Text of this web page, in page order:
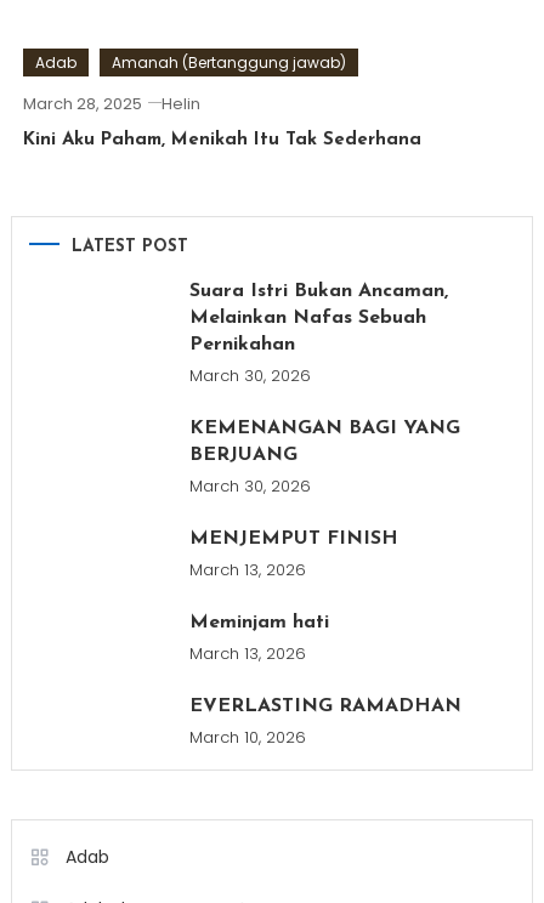
Adab Amanah (Bertanggung jawab)
March 28, 2025 Helin
Kini Aku Paham, Menikah Itu Tak Sederhana
LATEST POST
Suara Istri Bukan Ancaman,
Melainkan Nafas Sebuah
Pernikahan
March 30, 2026
KEMENANGAN BAGI YANG
BERJUANG
March 30, 2026
MENJEMPUT FINISH
March 13, 2026
Meminjam hati
March 13, 2026
EVERLASTING RAMADHAN
March 10, 2026
Adab